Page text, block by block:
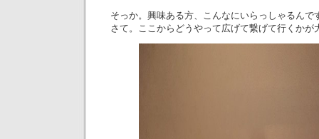
そっか。興味ある方、こんなにいらっしゃるんで
さて。ここからどうやって広げて繋げて行くかが